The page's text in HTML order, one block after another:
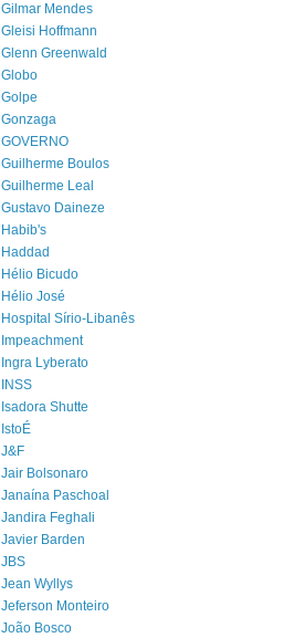
Gilmar Mendes
Gleisi Hoffmann
Glenn Greenwald
Globo
Golpe
Gonzaga
GOVERNO
Guilherme Boulos
Guilherme Leal
Gustavo Daineze
Habib's
Haddad
Hélio Bicudo
Hélio José
Hospital Sírio-Libanês
Impeachment
Ingra Lyberato
INSS
Isadora Shutte
IstoÉ
J&F
Jair Bolsonaro
Janaína Paschoal
Jandira Feghali
Javier Barden
JBS
Jean Wyllys
Jeferson Monteiro
João Bosco